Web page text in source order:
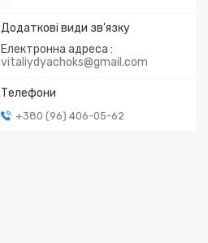
Електронна адреса
vitaliydyachoks@gmail.com
+380 (96) 406-05-62